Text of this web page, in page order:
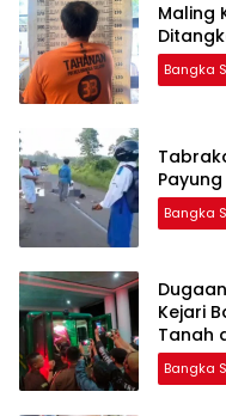
Maling
Bangka
Bangka
Kejari
Tanah
Bangka